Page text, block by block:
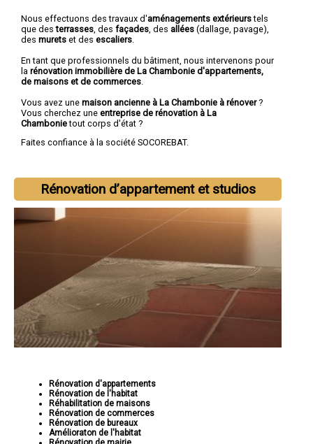
Nous effectuons des travaux d'aménagements extérieurstels
que desterrasses , des façades , des allées (dallage, pavage),
des murets et des escaliers
En tant que professionnels du bâtiment, nous intervenons pour
la rénovation immobilière de La Chambonie d'appartements,
de maisons et de commerces
Vous avez une maison ancienne à La Chambonie à rénover?
Vous cherchez une entreprise de rénovation à La
Chambonietout corps d'état ?
Faites confiance à la société SOCOREBAT.
Rénovation d’appartement et studios
Rénovation d'appartements
Rénovation de l'habitat
Réhabilitation de maisons
Rénovation de commerces
Rénovation de bureaux
Amélioraton de l'habitat